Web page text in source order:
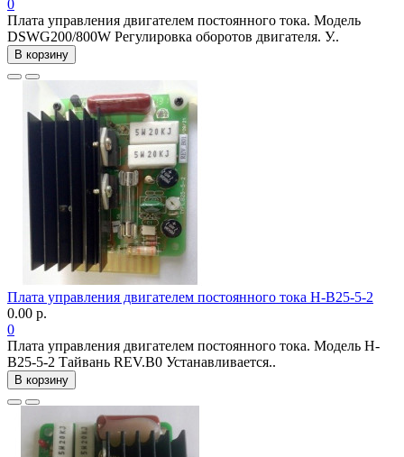
0
Плата управления двигателем постоянного тока. Модель
DSWG200/800W Регулировка оборотов двигателя. У..
В корзину
Плата управления двигателем постоянного тока H-B25-5-2
0.00 р.
0
Плата управления двигателем постоянного тока. Модель H-
B25-5-2 Тайвань REV.B0 Устанавливается..
В корзину